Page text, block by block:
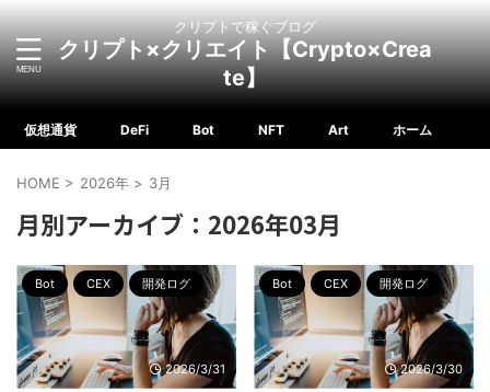
クリプトで稼ぐブログ
クリプト×クリエイト【Crypto×Crea
te】
仮想通貨 DeFi Bot NFT Art ホーム
HOME > 2026年 > 3月
月別アーカイブ：2026年03月
Bot CEX 開発ログ
2026/3/31
Bot CEX 開発ログ
2026/3/30